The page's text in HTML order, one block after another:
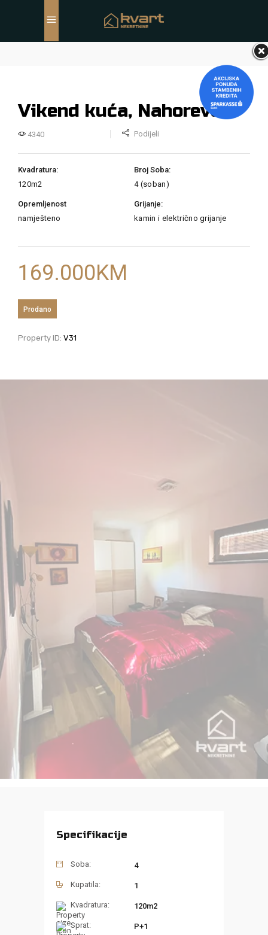
Vikend kuća, Nahorevo
4340 Podijeli
Kvadratura:
120m2
Broj Soba:
4 (soban)
Opremljenost
namješteno
Grijanje:
kamin i električno grijanje
169.000KM
Prodano
Property ID: V31
Specifikacije
Soba: 4
Kupatila: 1
Kvadratura: 120m2
Sprat: P+1